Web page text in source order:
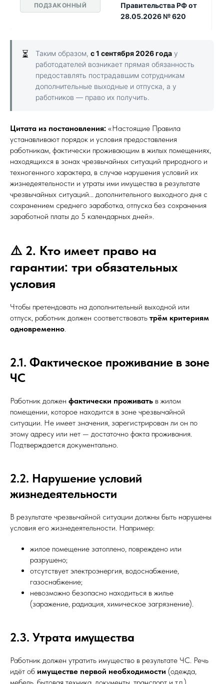
ПОДЗАКОННЫЙ
Правительства РФ от
28.05.2026 № 620
⏳ Таким образом, с 1 сентября 2026 года у
работодателей возникает прямая обязанность
предоставлять пострадавшим сотрудникам
дополнительные выходные и отпуска, а у
работников — право их получить.
Цитата из постановления: «Настоящие Правила
устанавливают порядок и условия предоставления
работникам, фактически проживающим в жилых помещениях,
находящихся в зонах чрезвычайных ситуаций природного и
техногенного характера, в случае нарушения условий их
жизнедеятельности и утраты ими имущества в результате
чрезвычайных ситуаций... дополнительного выходного дня с
сохранением среднего заработка, отпуска без сохранения
заработной платы до 5 календарных дней».
⚠️ 2. Кто имеет право на
гарантии: три обязательных
условия
Чтобы претендовать на дополнительный выходной или
отпуск, работник должен соответствовать трём критериям
одновременно
2.1. Фактическое проживание в зоне
ЧС
Работник должен фактически проживать в жилом
помещении, которое находится в зоне чрезвычайной
ситуации. Не имеет значения, зарегистрирован ли он по
этому адресу или нет — достаточно факта проживания.
Подтверждается документально.
2.2. Нарушение условий
жизнедеятельности
В результате чрезвычайной ситуации должны быть нарушены
условия его жизнедеятельности. Например:
жилое помещение затоплено, повреждено или
разрушено;
отсутствует электроэнергия, водоснабжение,
газоснабжение;
невозможно безопасно находиться в жилье
(заражение, радиация, химическое загрязнение).
2.3. Утрата имущества
Работник должен утратить имущество в результате ЧС. Речь
идёт об имуществе первой необходимости (одежда,